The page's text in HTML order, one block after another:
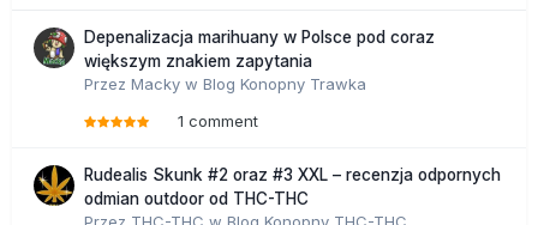
Depenalizacja marihuany w Polsce pod coraz
większym znakiem zapytania
Przez Macky w Blog Konopny Trawka
1 comment
Rudealis Skunk #2 oraz #3 XXL – recenzja odpornych
odmian outdoor od THC-THC